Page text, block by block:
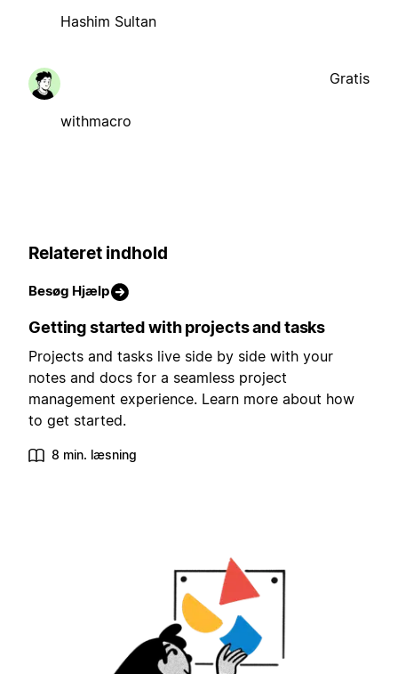
Hashim Sultan
withmacro
Gratis
Relateret indhold
Besøg Hjælp
Getting started with projects and tasks
Projects and tasks live side by side with your
notes and docs for a seamless project
management experience. Learn more about how
to get started.
8 min. læsning